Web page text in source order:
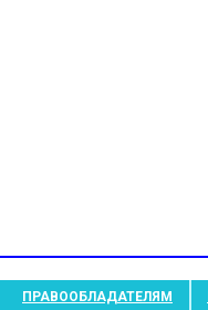
ПРАВООБЛАДАТЕЛЯМ